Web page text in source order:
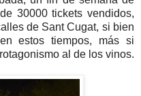
30000 tickets vendidos,
de Sant Cugat, si bien
estos tiempos, más si
al de los vinos.